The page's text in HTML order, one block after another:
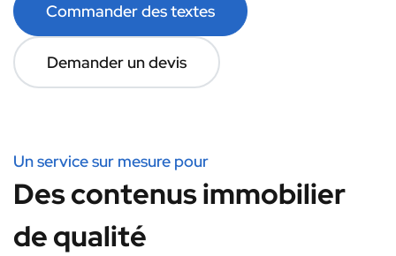
Commander des textes
Demander un devis
Un service sur mesure pour
Des contenus immobilier
de qualité